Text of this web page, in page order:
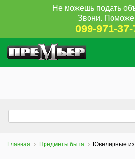
Не можешь подать
Звони.
099-971-37-
Главная Предметы быта Ювелирные